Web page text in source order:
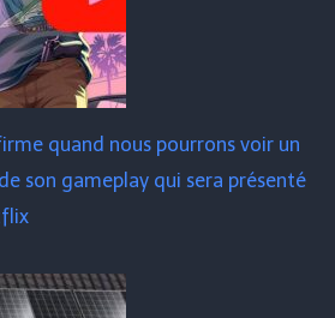
quand nous pourrons voir un
son gameplay qui sera présenté